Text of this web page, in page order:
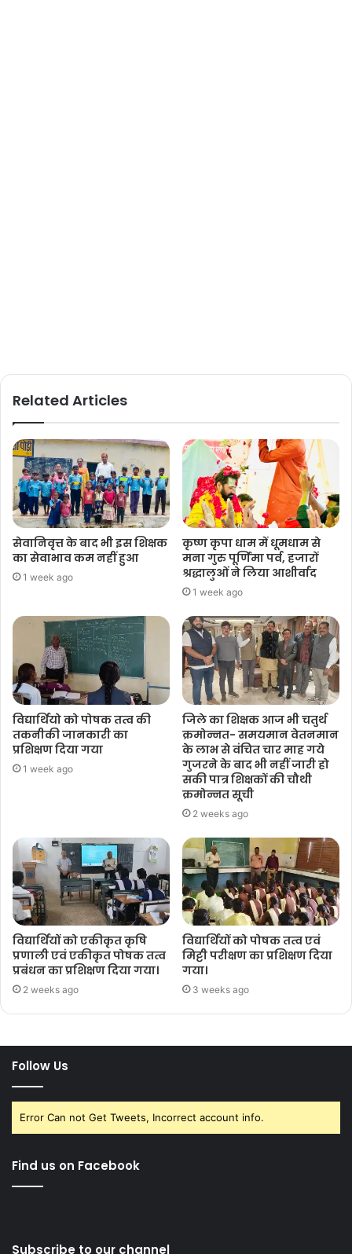
Related Articles
सेवानिवृत्त के बाद भी इस शिक्षक
का सेवाभाव कम नहीं हुआ
1 week ago
कृष्ण कृपा धाम में धूमधाम से
मना गुरु पूर्णिमा पर्व, हजारों
श्रद्धालुओं ने लिया आशीर्वाद
1 week ago
विद्यार्थियो को पोषक तत्व की
तकनीकी जानकारी का
प्रशिक्षण दिया गया
1 week ago
जिले का शिक्षक आज भी चतुर्थ
क्रमोन्नत- समयमान वेतनमान
के लाभ से वंचित चार माह गये
गुजरने के बाद भी नहीं जारी हो
सकी पात्र शिक्षकों की चौथी
क्रमोन्नत सूची
2 weeks ago
विद्यार्थियों को एकीकृत कृषि
प्रणाली एवं एकीकृत पोषक तत्व
प्रबंधन का प्रशिक्षण दिया गया।
2 weeks ago
विद्यार्थियों को पोषक तत्व एवं
मिट्टी परीक्षण का प्रशिक्षण दिया
गया।
3 weeks ago
Follow Us
Error Can not Get Tweets, Incorrect account info.
Find us on Facebook
Subscribe to our channel